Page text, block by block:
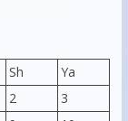
Sh
Ya
2
3